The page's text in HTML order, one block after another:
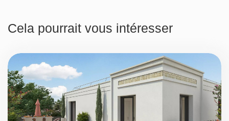
Cela pourrait vous intéresser